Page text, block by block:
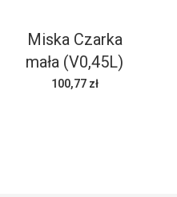
Miska Czarka
mała (V0,45L)
100,77 zł